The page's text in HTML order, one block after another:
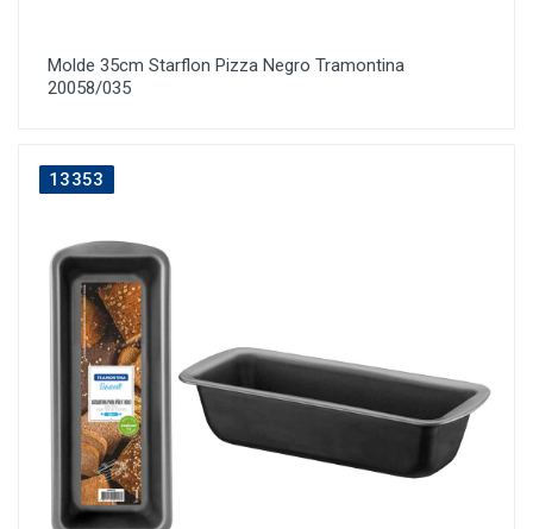
Molde 35cm Starflon Pizza Negro Tramontina
20058/035
13353